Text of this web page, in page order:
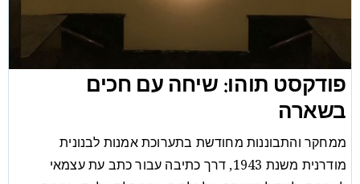
פודקסט תוהו: שיחה עם חכים
בשארה
ממחקר והתבוננות מחודשת בתערוכת אמנות לבנונית
מודרנית משנת 1943, דרך כתיבה עבור כתב עת עצמאי